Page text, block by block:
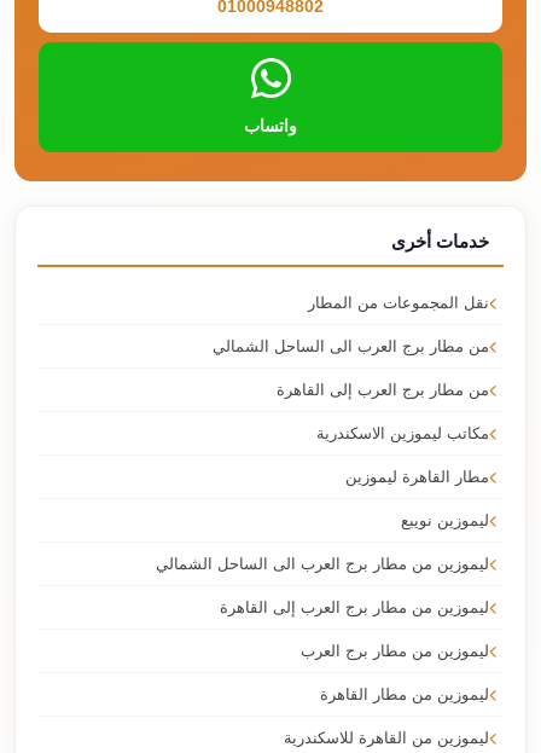
01000948802
واتساب
خدمات أخرى
نقل المجموعات من المطار
من مطار برج العرب الى الساحل الشمالي
من مطار برج العرب إلى القاهرة
مكاتب ليموزين الاسكندرية
مطار القاهرة ليموزين
ليموزين نويبع
ليموزين من مطار برج العرب الى الساحل الشمالي
ليموزين من مطار برج العرب إلى القاهرة
ليموزين من مطار برج العرب
ليموزين من مطار القاهرة
ليموزين من القاهرة للاسكندرية